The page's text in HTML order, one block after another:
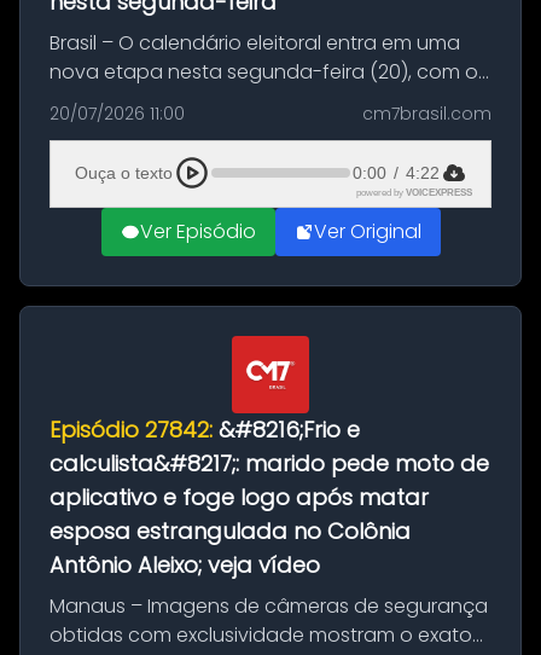
Brasil – O calendário eleitoral entra em uma
nova etapa nesta segunda-feira (20), com o
início do período destinado às convenções
partidárias. Até 5 de agosto, partidos e
federações poderão oficializa...
20/07/2026 11:00 cm7brasil.com
Ouça o texto 0:00 / 4:22
powered by VOICEXPRESS
Ver Episódio Ver Original
Episódio 27842: &#8216;Frio e
calculista&#8217;: marido pede moto de
aplicativo e foge logo após matar
esposa estrangulada no Colônia
Antônio Aleixo; veja vídeo
Manaus – Imagens de câmeras de segurança
obtidas com exclusividade mostram o exato